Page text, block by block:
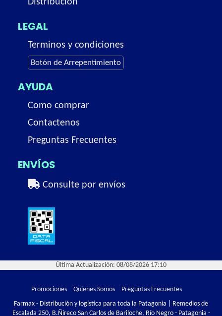
Distribución
LEGAL
Terminos y condiciones
Botón de Arrepentimiento
AYUDA
Como comprar
Contactenos
Preguntas Frecuentes
ENVÍOS
Consulte por envíos
Última Actualización: 08/08/2026 17:10
Promociones Quienes Somos
Preguntas Frecuentes
Farmax - Distribución y logística para toda la Patagonia | Remedios de
Escalada 250, B.Ñireco San Carlos de Bariloche, Río Negro - Patagonia -